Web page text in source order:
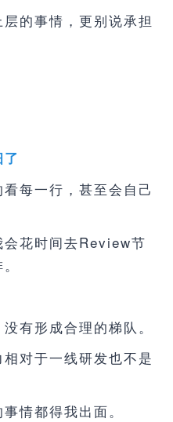
的事情，更别说承担
每一行，甚至会自己
花时间去Review节
有形成合理的梯队。
对于一线研发也不是
情都得我出面。